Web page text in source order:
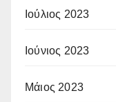
Ιούλιος 2023
Ιούνιος 2023
Μάιος 2023